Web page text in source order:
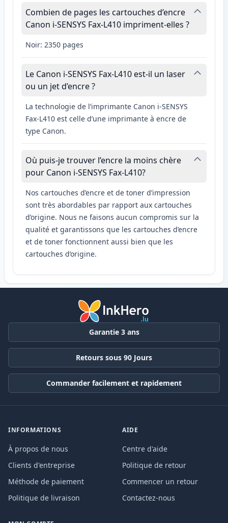
Combien de pages les cartouches d’encre
Canon i-SENSYS Fax-L410 impriment-elles ?
Noir: 2350 pages
Le Canon i-SENSYS Fax-L410 est-il un laser
ou un jet d’encre ?
La technologie de l’imprimante Canon i-SENSYS
Fax-L410 est celle d’une imprimante à encre de
type Canon.
Où puis-je trouver l’encre la moins chère
pour Canon i-SENSYS Fax-L410?
Nos cartouches d’encre et de toner d’impression
sont très abordables par rapport aux cartouches
d’origine. Nous ne faisons aucun compromis sur la
qualité et garantissons que les cartouches d’encre
et de toner fonctionnent aussi bien que les
cartouches d’origine.
Garantie 3 ans
Retours sous 90 Jours
Commander facilement et rapidement
INFORMATIONS
À propos de nous
Clients d'entreprise
Méthode de paiement
Politique de livraison
AIDE
Centre d'aide
Politique de retour
Commencer un retour
Contactez-nous